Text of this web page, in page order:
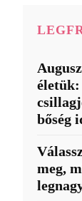
életük:
bőség
meg,